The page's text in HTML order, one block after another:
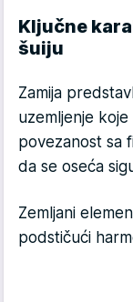
Ključne
šuiju
Zamija
uzemljenje
povezanost sa
da se oseća
Zemljani
podstičući